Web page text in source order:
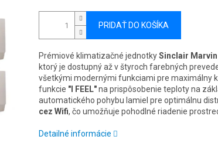
PRIDAŤ DO KOŠÍKA
Prémiové klimatizačné jednotkySinclair Marvin
ktorý je dostupný až v štyroch farebných
všetkými modernými funkciami pre maximálny
funkcie "I FEEL"na prispôsobenie teploty na
automatického pohybu lamiel pre optimálnu
cez Wifi, čo umožňuje pohodlné riadenie
Detailné informácie